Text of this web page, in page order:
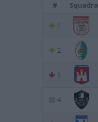
#
Squadra
1
2
3
4